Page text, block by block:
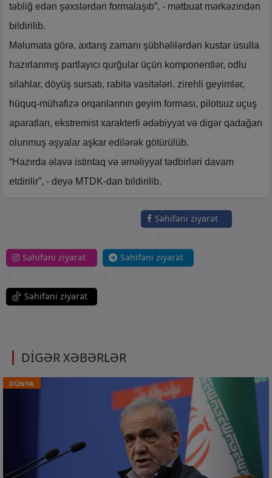
təbliğ edən şəxslərdən formalaşıb”, - mətbuat mərkəzindən
bildirilib.
Məlumata görə, axtarış zamanı şübhəlilərdən kustar üsulla
hazırlanmış partlayıcı qurğular üçün komponentlər, odlu
silahlar, döyüş sursatı, rabitə vasitələri, zirehli geyimlər,
hüquq-mühafizə orqanlarının geyim forması, pilotsuz uçuş
aparatları, ekstremist xarakterli ədəbiyyat və digər qadağan
olunmuş əşyalar aşkar edilərək götürülüb.
“Hazırda əlavə istintaq və əməliyyat tədbirləri davam
etdirilir”, - deyə MTDK-dan bildirilib.
Səhifəni ziyarət
Səhifəni ziyarət
Səhifəni ziyarət
Səhifəni ziyarət
DİGƏR XƏBƏRLƏR
DÜNYA